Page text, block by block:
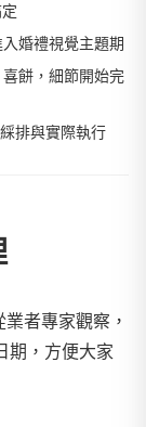
婚禮視覺主題期
餅，細節開始完
排與實際執行
者專家觀察，
期，方便大家